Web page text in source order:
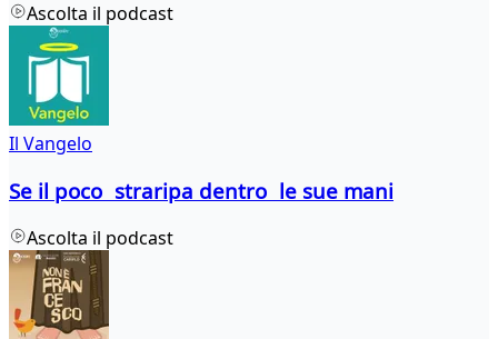
Ascolta il podcast
Il Vangelo
Se il poco straripa dentro le sue mani
Ascolta il podcast